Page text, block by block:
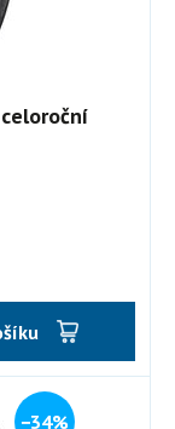
celoroční
−34%